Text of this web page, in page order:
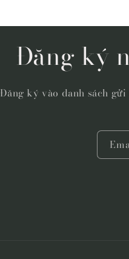
Đăng ký
Đăng ký vào danh sách